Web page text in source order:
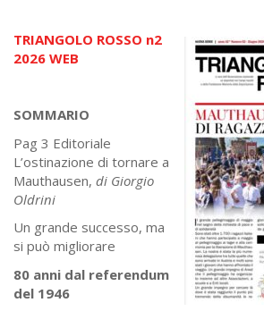
TRIANGOLO ROSSO n2
2026 WEB
SOMMARIO
Pag 3 Editoriale
L’ostinazione di tornare a
Mauthausen, di Giorgio
Oldrini
Un grande successo, ma
si può migliorare
80 anni dal referendum
del 1946